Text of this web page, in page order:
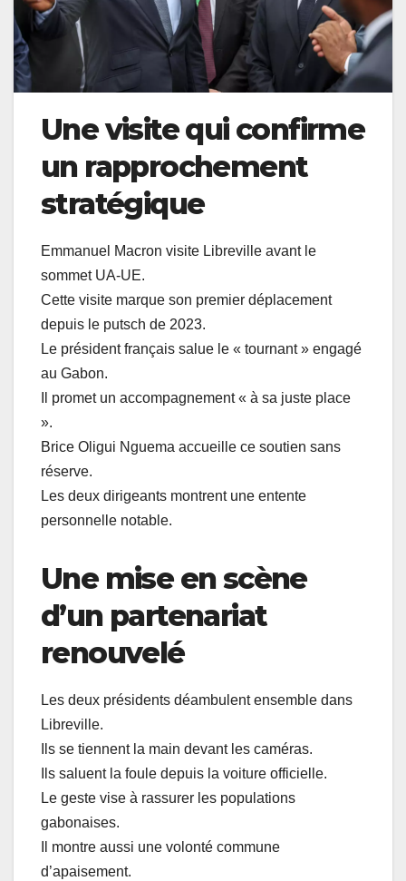
Une visite qui confirme
un rapprochement
stratégique
Emmanuel Macron visite Libreville avant le
sommet UA-UE.
Cette visite marque son premier déplacement
depuis le putsch de 2023.
Le président français salue le « tournant » engagé
au Gabon.
Il promet un accompagnement « à sa juste place
».
Brice Oligui Nguema accueille ce soutien sans
réserve.
Les deux dirigeants montrent une entente
personnelle notable.
Une mise en scène
d’un partenariat
renouvelé
Les deux présidents déambulent ensemble dans
Libreville.
Ils se tiennent la main devant les caméras.
Ils saluent la foule depuis la voiture officielle.
Le geste vise à rassurer les populations
gabonaises.
Il montre aussi une volonté commune
d’apaisement.